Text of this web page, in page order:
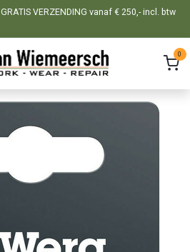
GRATIS VERZENDING vanaf € 250,- incl. btw
0